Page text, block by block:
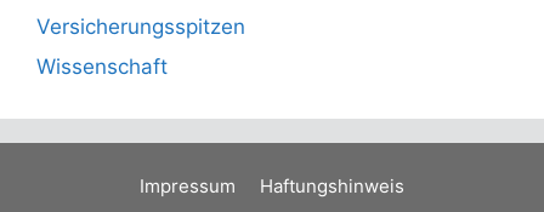
Versicherungsspitzen
Wissenschaft
Impressum
Haftungshinweis